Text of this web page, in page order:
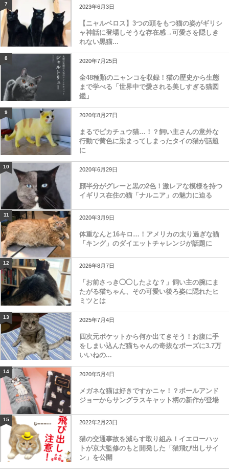
7 2023年6月3日
【ニャルベロス】3つの頭をもつ猫の姿がギリシ
ャ神話に登場しそうな存在感→可愛さを隠しき
れない黒猫...
8 2020年7月25日
全48種類のニャンコを収録！猫の歴史から生態
まで学べる「世界中で愛される美しすぎる猫図
鑑」
9 2020年8月27日
まるでピカチュウ猫…！？飼い主さんの意外な
行動で黄色に染まってしまったタイの猫が話題
に
10 2020年6月29日
顔半分がグレーと黒の2色！激レアな模様を持つ
イギリス在住の猫「ナルニア」の魅力に迫る
11 2020年3月9日
体重なんと16キロ…！アメリカの太り過ぎな猫
「キング」のダイエットチャレンジが話題に
12 2026年8月7日
「お前さっき◯◯したよな？」飼い主の腕にま
たがる猫ちゃん、その可愛い後ろ姿に隠れたヒ
ミツとは
13 2025年7月4日
四次元ポケットから何か出てきそう！お腹に手
をしまい込んだ猫ちゃんの奇抜なポーズに3.7万
いいねの...
14 2020年5月4日
メガネな猫は好きですかニャ！？ポールアンド
ジョーからサングラスキャット柄の新作が登場
15 2022年2月23日
猫の交通事故を減らす取り組み！イエローハッ
トが京大監修のもと開発した「猫飛び出しサイ
ン」を公開